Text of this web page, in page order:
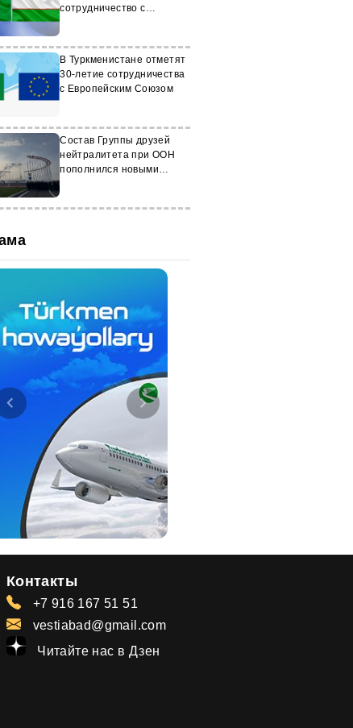
сотрудничество с
В Туркменистане отметят
30-летие сотрудничества
с Европейским Союзом
Состав Группы друзей
нейтралитета при ООН
пополнился новыми
Контакты
+7 916 167 51 51
vestiabad@gmail.com
Читайте нас в Дзен